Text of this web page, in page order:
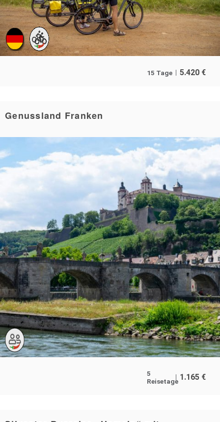
15 Tage 5.420 €
Genussland Franken
5
Reisetage 1.165 €